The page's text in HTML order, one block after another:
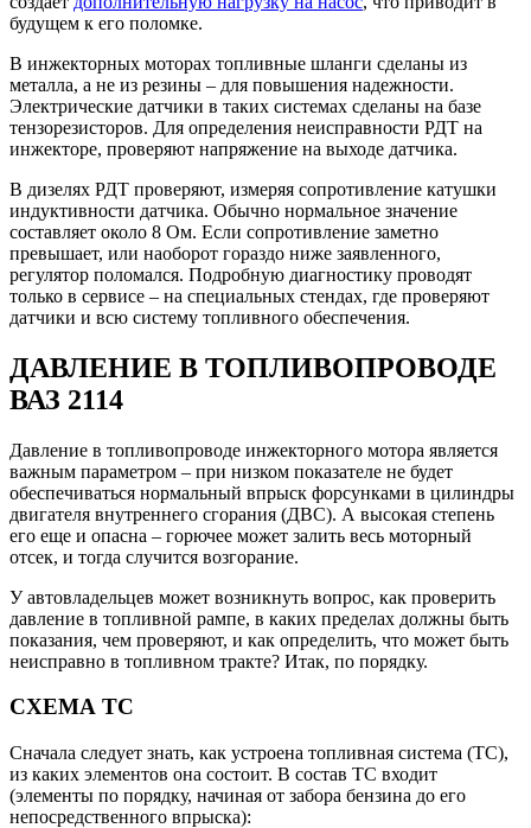
будущем к его поломке.
В инжекторных моторах топливные шланги сделаны из
металла, а не из резины – для повышения надежности.
Электрические датчики в таких системах сделаны на базе
тензорезисторов. Для определения неисправности РДТ на
инжекторе, проверяют напряжение на выходе датчика.
В дизелях РДТ проверяют, измеряя сопротивление катушки
индуктивности датчика. Обычно нормальное значение
составляет около 8 Ом. Если сопротивление заметно
превышает, или наоборот гораздо ниже заявленного,
регулятор поломался. Подробную диагностику проводят
только в сервисе – на специальных стендах, где проверяют
датчики и всю систему топливного обеспечения.
ДАВЛЕНИЕ В ТОПЛИВОПРОВОДЕ
ВАЗ 2114
Давление в топливопроводе инжекторного мотора является
важным параметром – при низком показателе не будет
обеспечиваться нормальный впрыск форсунками в цилиндры
двигателя внутреннего сгорания (ДВС). А высокая степень
его еще и опасна – горючее может залить весь моторный
отсек, и тогда случится возгорание.
У автовладельцев может возникнуть вопрос, как проверить
давление в топливной рампе, в каких пределах должны быть
показания, чем проверяют, и как определить, что может быть
неисправно в топливном тракте? Итак, по порядку.
СХЕМА ТС
Сначала следует знать, как устроена топливная система (ТС),
из каких элементов она состоит. В состав ТС входит
(элементы по порядку, начиная от забора бензина до его
непосредственного впрыска):